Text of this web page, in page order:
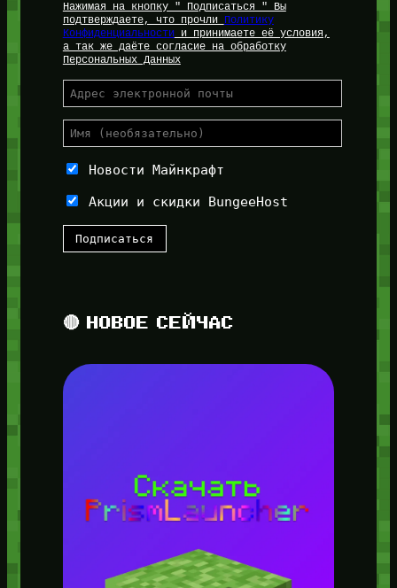
Нажимая на кнопку " Подписаться " Вы
подтверждаете, что прочли
Политику
Конфиденциальностии принимаете её условия,
а так же даёте согласие на обработку
Персональных Данных
Новости Майнкрафт
Акции и скидки BungeeHost
🔴 НОВОЕ СЕЙЧАС